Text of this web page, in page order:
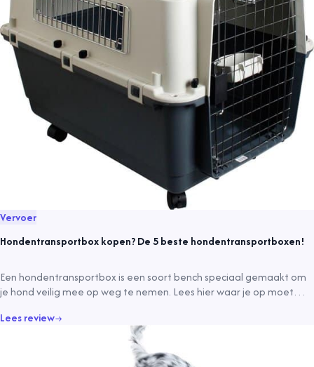
Vervoer
Hondentransportbox kopen? De 5 beste hondentransportboxen!
Een hondentransportbox is een soort bench speciaal gemaakt om
je hond veilig mee op weg te nemen. Lees hier waar je op moet
Lees review